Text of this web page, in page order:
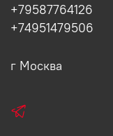
+79587764126
+74951479506
г Москва